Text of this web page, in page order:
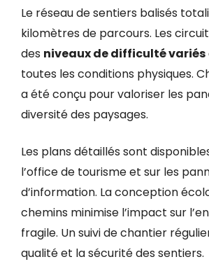
Le réseau de sentiers balisés
kilomètres de parcours. Les
des niveaux de difficulté variés
toutes les conditions physiques.
a été conçu pour valoriser les
diversité des paysages.
Les plans détaillés sont
l’office de tourisme et sur les
d’information. La conception
chemins minimise l’impact sur
fragile. Un suivi de chantier
qualité et la sécurité des sentiers.